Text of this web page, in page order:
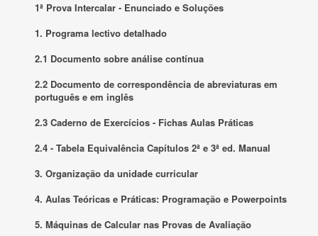
1ª Prova Intercalar - Enunciado e Soluções
1. Programa lectivo detalhado
2.1 Documento sobre análise contínua
2.2 Documento de correspondência de abreviaturas em
português e em inglês
2.3 Caderno de Exercícios - Fichas Aulas Práticas
2.4 - Tabela Equivalência Capítulos 2ª e 3ª ed. Manual
3. Organização da unidade curricular
4. Aulas Teóricas e Práticas: Programação e Powerpoints
5. Máquinas de Calcular nas Provas de Avaliação